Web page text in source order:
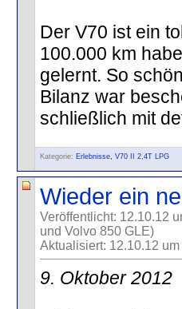
Der V70 ist ein
100.000 km
gelernt. So
Bilanz war
schließlich mit
Kategorie: Erlebnisse, V70 II 2,4T LPG
Wieder ein
Veröffentlicht: 12.10.12
und Volvo 850 GLE)
Aktualisiert: 12.10.12
9. Oktober 2012